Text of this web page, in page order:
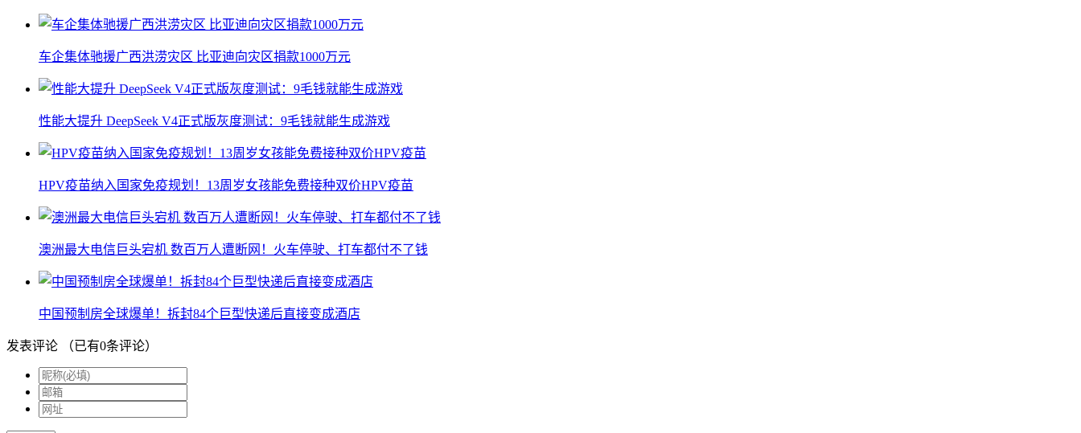
车企集体驰援广西洪涝灾区 比亚迪向灾区捐款1000万元
性能大提升 DeepSeek V4正式版灰度测试：9毛钱就能生成游戏
HPV疫苗纳入国家免疫规划！13周岁女孩能免费接种双价HPV疫苗
澳洲最大电信巨头宕机 数百万人遭断网！火车停驶、打车都付不了钱
中国预制房全球爆单！拆封84个巨型快递后直接变成酒店
发表评论 （已有0条评论）